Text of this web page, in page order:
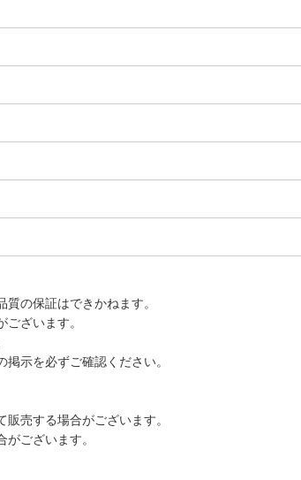
の保証はできかねます。
ざいます。
示を必ずご確認ください。
売する場合がございます。
ございます。